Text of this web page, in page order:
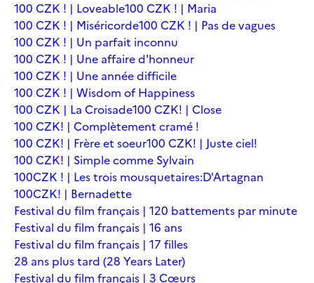
100 CZK ! | Loveable100 CZK ! | Maria
100 CZK ! | Miséricorde100 CZK ! | Pas de vagues
100 CZK ! | Un parfait inconnu
100 CZK ! | Une affaire d'honneur
100 CZK ! | Une année difficile
100 CZK ! | Wisdom of Happiness
100 CZK | La Croisade100 CZK! | Close
100 CZK! | Complètement cramé !
100 CZK! | Frère et soeur100 CZK! | Juste ciel!
100 CZK! | Simple comme Sylvain
100CZK ! | Les trois mousquetaires:D'Artagnan
100CZK! | Bernadette
Festival du film français | 120 battements par minute
Festival du film français | 16 ans
Festival du film français | 17 filles
28 ans plus tard (28 Years Later)
Festival du film français | 3 Cœurs